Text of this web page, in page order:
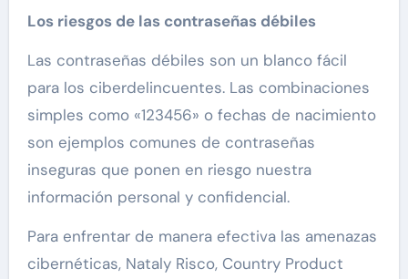
Los riesgos de las contraseñas débiles
Las contraseñas débiles son un blanco fácil
para los ciberdelincuentes. Las combinaciones
simples como «123456» o fechas de nacimiento
son ejemplos comunes de contraseñas
inseguras que ponen en riesgo nuestra
información personal y confidencial.
Para enfrentar de manera efectiva las amenazas
cibernéticas, Nataly Risco, Country Product